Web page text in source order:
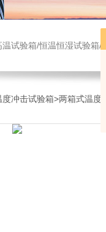
试验箱/恒温恒湿试验箱/
度冲击试验箱>两箱式温度